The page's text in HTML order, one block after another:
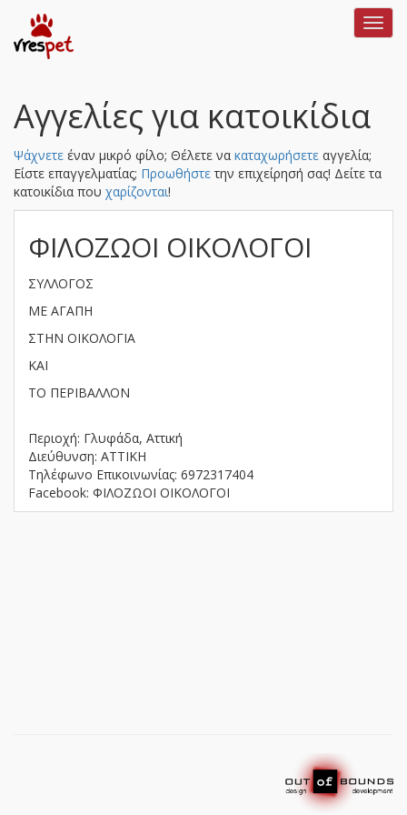
Αγγελίες για κατοικίδια
Ψάχνετε έναν μικρό φίλο; Θέλετε να καταχωρήσετε αγγελία;
Είστε επαγγελματίας; Προωθήστε την επιχείρησή σας! Δείτε τα
κατοικίδια που χαρίζονται!
ΦΙΛΟΖΩΟΙ ΟΙΚΟΛΟΓΟΙ
ΣΥΛΛΟΓΟΣ
ΜΕ ΑΓΑΠΗ
ΣΤΗΝ ΟΙΚΟΛΟΓΙΑ
ΚΑΙ
ΤΟ ΠΕΡΙΒΑΛΛΟΝ
Περιοχή: Γλυφάδα, Αττική
Διεύθυνση: ΑΤΤΙΚΗ
Τηλέφωνο Επικοινωνίας: 6972317404
Facebook: ΦΙΛΟΖΩΟΙ ΟΙΚΟΛΟΓΟΙ